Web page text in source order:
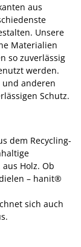
aus
Unsere
Materialien
so zuverlässig
werden.
und anderen
Schutz.
dem Recycling-
Holz. Ob
– hanit®
sich auch